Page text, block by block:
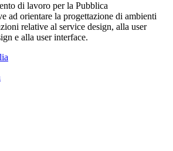
di lavoro per la Pubblica
ad orientare la progettazione di ambienti
relative al service design, alla user
e alla user interface.